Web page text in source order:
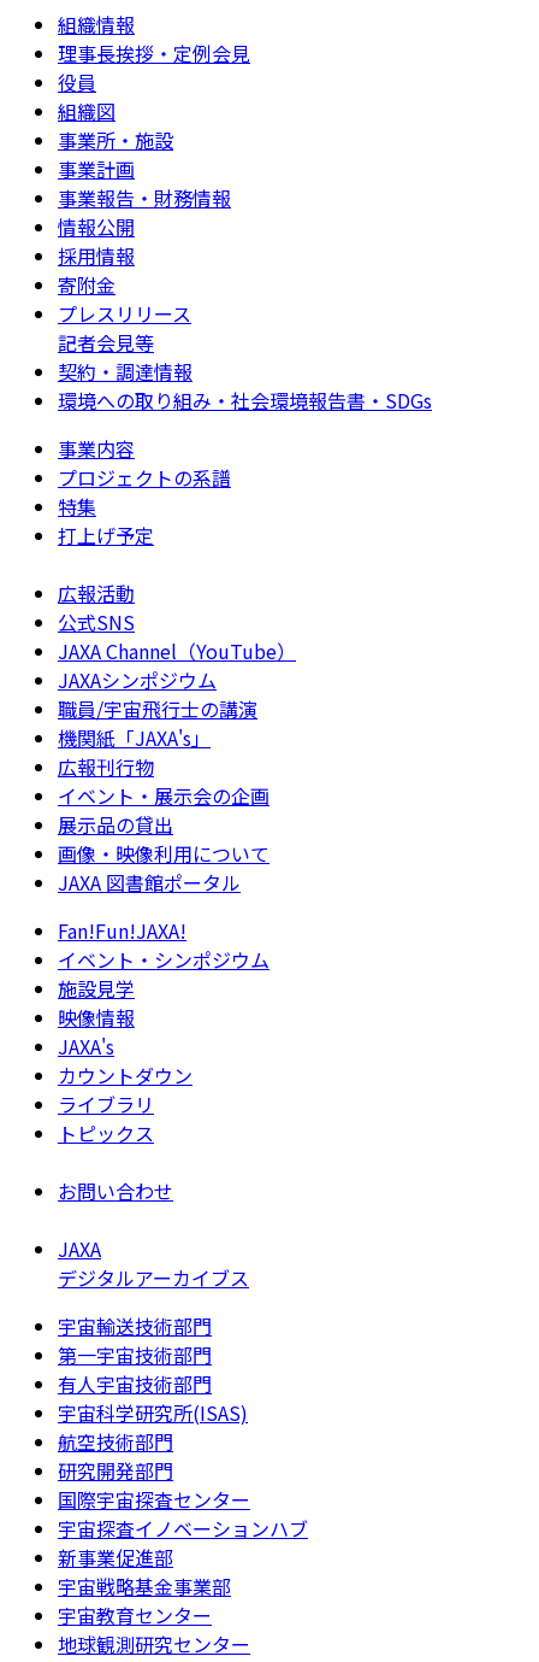
組織情報
理事長挨拶・定例会見
役員
組織図
事業所・施設
事業計画
事業報告・財務情報
情報公開
採用情報
寄附金
プレスリリース
記者会見等
契約・調達情報
環境への取り組み・社会環境報告書・SDGs
事業内容
プロジェクトの系譜
特集
打上げ予定
広報活動
公式SNS
JAXA Channel（YouTube）
JAXAシンポジウム
職員/宇宙飛行士の講演
機関紙「JAXA's」
広報刊行物
イベント・展示会の企画
展示品の貸出
画像・映像利用について
JAXA 図書館ポータル
Fan!Fun!JAXA!
イベント・シンポジウム
施設見学
映像情報
JAXA's
カウントダウン
ライブラリ
トピックス
お問い合わせ
JAXA
デジタルアーカイブス
宇宙輸送技術部門
第一宇宙技術部門
有人宇宙技術部門
宇宙科学研究所(ISAS)
航空技術部門
研究開発部門
国際宇宙探査センター
宇宙探査イノベーションハブ
新事業促進部
宇宙戦略基金事業部
宇宙教育センター
地球観測研究センター